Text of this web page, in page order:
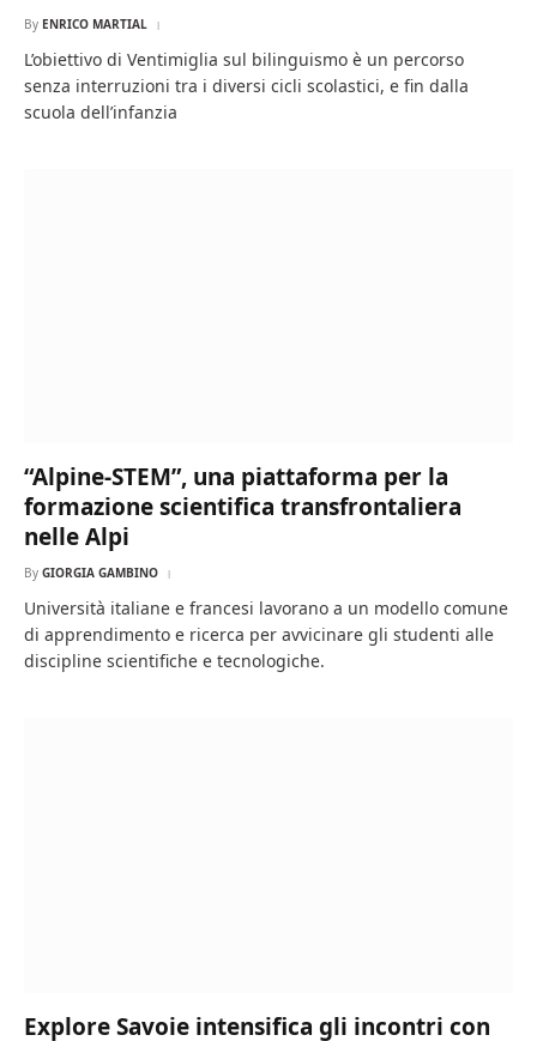
By ENRICO MARTIAL
L’obiettivo di Ventimiglia sul bilinguismo è un percorso
senza interruzioni tra i diversi cicli scolastici, e fin dalla
scuola dell’infanzia
“Alpine-STEM”, una piattaforma per la
formazione scientifica transfrontaliera
nelle Alpi
By GIORGIA GAMBINO
Università italiane e francesi lavorano a un modello comune
di apprendimento e ricerca per avvicinare gli studenti alle
discipline scientifiche e tecnologiche.
Explore Savoie intensifica gli incontri con